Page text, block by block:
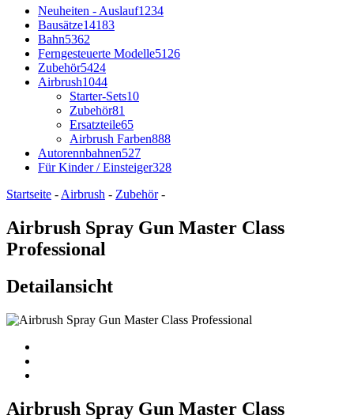
Neuheiten - Auslauf1234
Bausätze14183
Bahn5362
Ferngesteuerte Modelle5126
Zubehör5424
Airbrush1044
Starter-Sets10
Zubehör81
Ersatzteile65
Airbrush Farben888
Autorennbahnen527
Für Kinder / Einsteiger328
Startseite - Airbrush - Zubehör-
Airbrush Spray Gun Master Class
Professional
Detailansicht
Airbrush Spray Gun Master Class